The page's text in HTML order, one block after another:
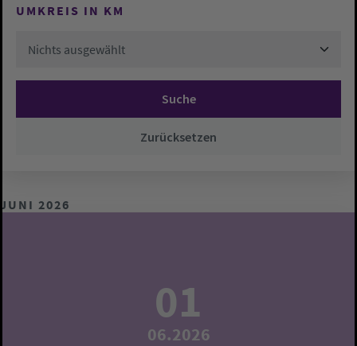
UMKREIS IN KM
Nichts ausgewählt
Suche
Zurücksetzen
JUNI 2026
01
06.2026